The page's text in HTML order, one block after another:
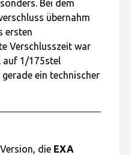
Bei dem
übernahm
ersten
Verschlusszeit war
auf 1/175stel
ein technischer
die EXA